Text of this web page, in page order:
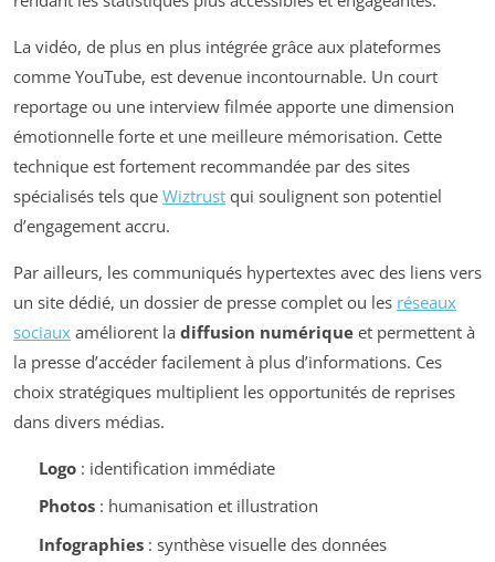
La vidéo, de plus en plus intégrée grâce aux plateformes
comme YouTube, est devenue incontournable. Un court
reportage ou une interview filmée apporte une dimension
émotionnelle forte et une meilleure mémorisation. Cette
technique est fortement recommandée par des sites
spécialisés tels que Wiztrust qui soulignent son potentiel
d’engagement accru.
Par ailleurs, les communiqués hypertextes avec des liens vers
un site dédié, un dossier de presse complet ou les réseaux
sociaux améliorent la diffusion numérique et permettent à
la presse d’accéder facilement à plus d’informations. Ces
choix stratégiques multiplient les opportunités de reprises
dans divers médias.
Logo: identification immédiate
Photos: humanisation et illustration
Infographies: synthèse visuelle des données